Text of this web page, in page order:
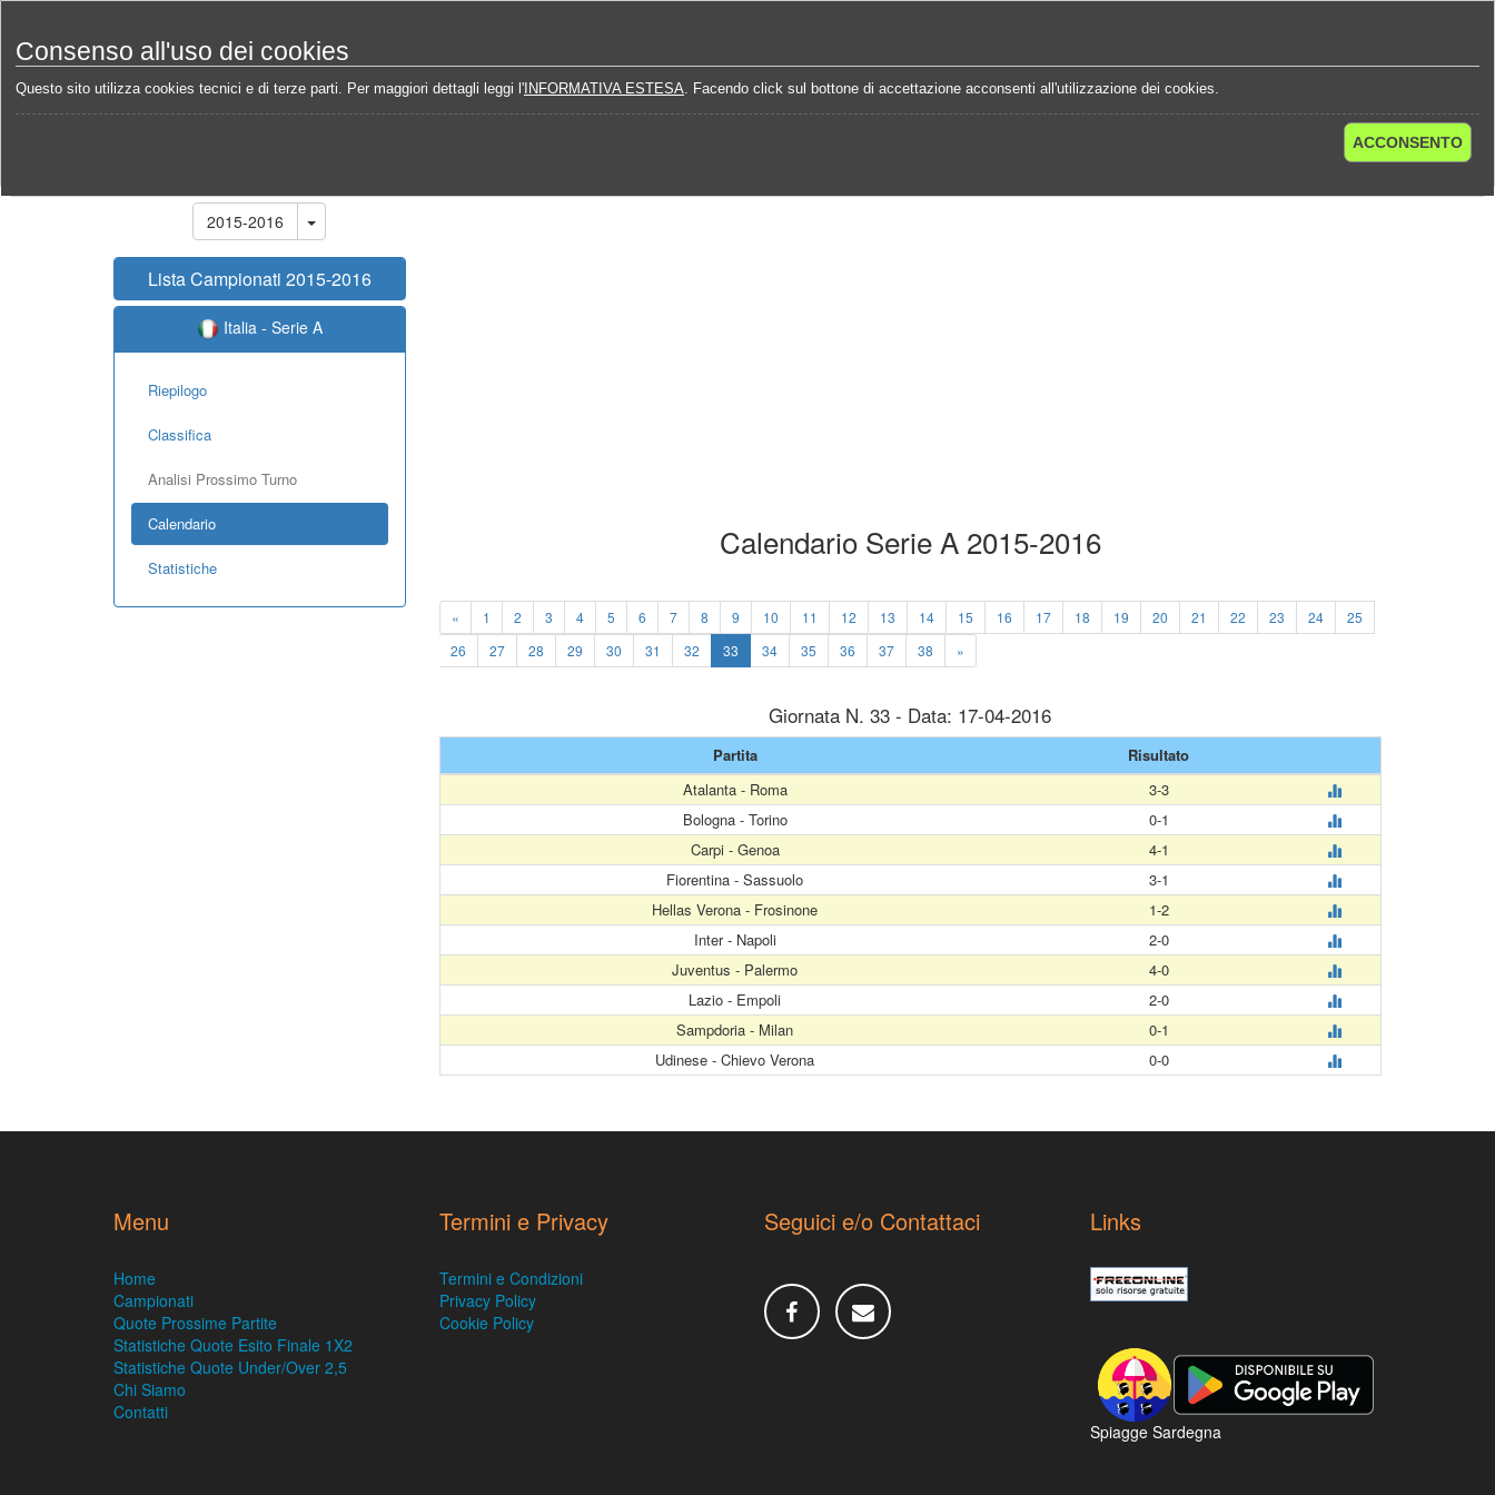
Consenso all'uso dei cookies
Questo sito utilizza cookies tecnici e di terze parti. Per maggiori dettagli leggi l' INFORMATIVA ESTESA. Facendo click sul bottone di accettazione acconsenti all'utilizzazione dei cookies.
ACCONSENTO
Home Campionati Italia - Serie A 2015-2016 Calendario
2015-2016
Lista Campionati 2015-2016
Italia - Serie A
Riepilogo
Classifica
Analisi Prossimo Turno
Calendario
Statistiche
Calendario Serie A 2015-2016
« 1 2 3 4 5 6 7 8 9 10 11 12 13 14 15 16 17 18 19 20 21 22 23 24
25
26
27 28 29 30 31 32 33 34 35 36 37 38 »
Giornata N. 33 - Data: 17-04-2016
Partita
Risultato
Atalanta - Roma
3-3
Bologna - Torino
0-1
Carpi - Genoa
4-1
Fiorentina - Sassuolo
3-1
Hellas Verona - Frosinone
1-2
Inter - Napoli
2-0
Juventus - Palermo
4-0
Lazio - Empoli
2-0
Sampdoria - Milan
0-1
Udinese - Chievo Verona
0-0
Menu
Home
Campionati
Quote Prossime Partite
Statistiche Quote Esito Finale 1X2
Statistiche Quote Under/Over 2,5
Chi Siamo
Contatti
Termini e Privacy
Termini e Condizioni
Privacy Policy
Cookie Policy
Seguici e/o Contattaci Links
Spiagge Sardegna